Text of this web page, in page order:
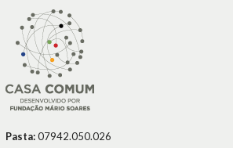
Pasta:07942.050.026